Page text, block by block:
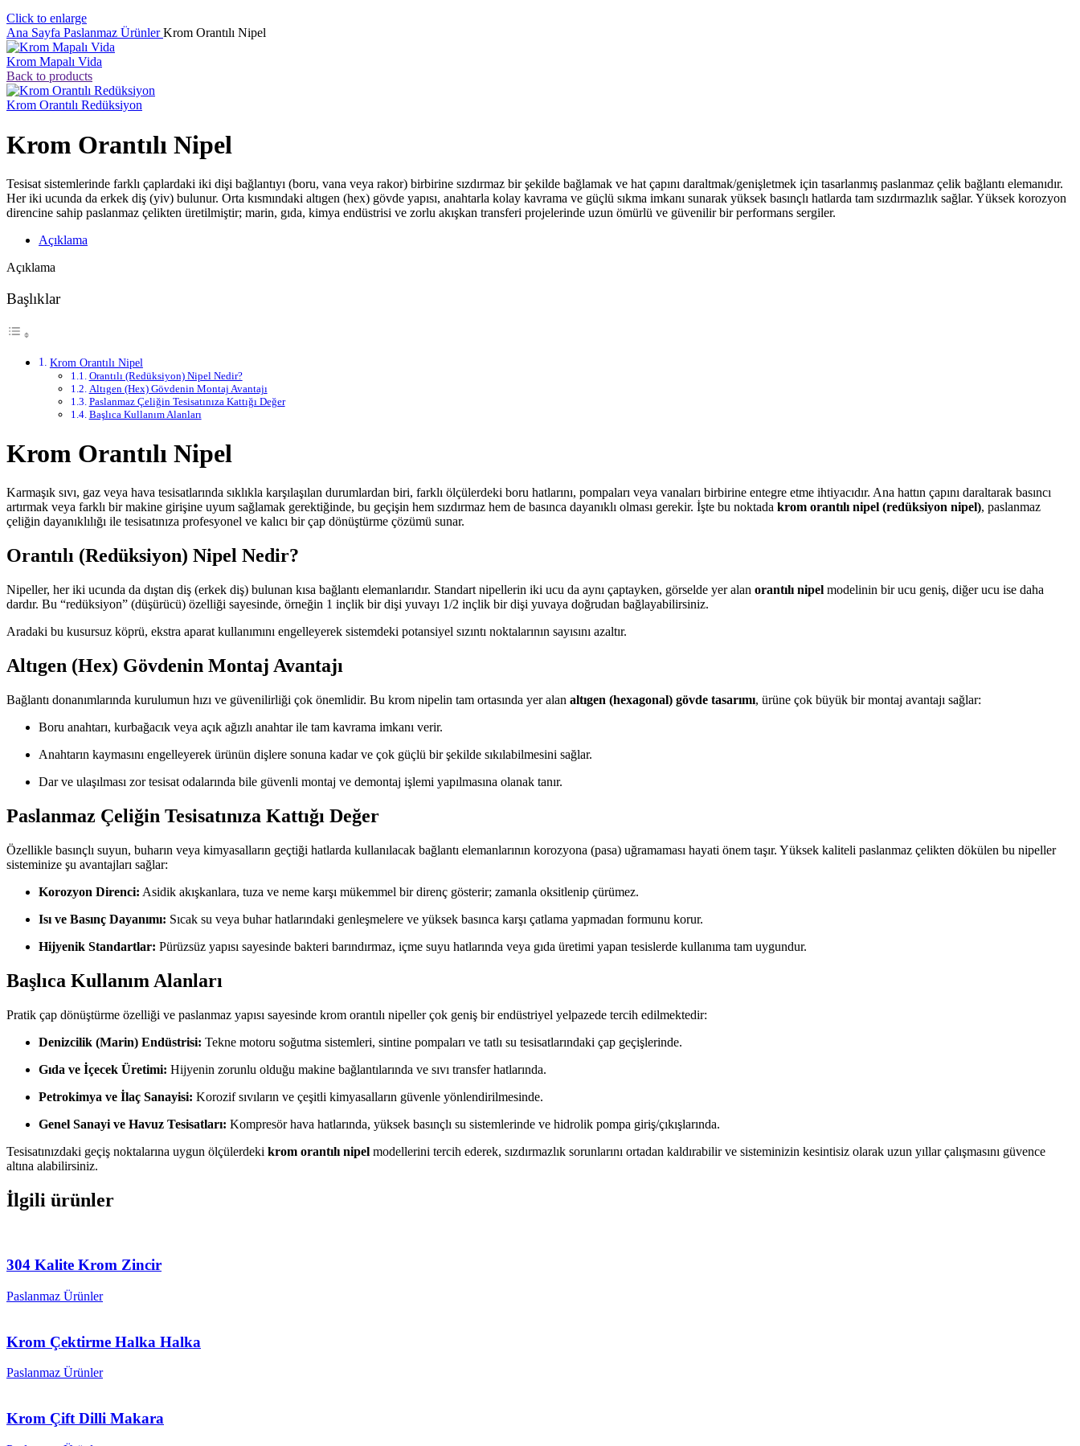
Click to enlarge
Ana Sayfa Paslanmaz ÜrünlerKrom Orantılı Nipel
Krom Mapalı Vida
Back to products
Krom Orantılı Redüksiyon
Krom Orantılı Nipel
Tesisat sistemlerinde farklı çaplardaki iki dişi bağlantıyı (boru, vana veya rakor) birbirine sızdırmaz bir şekilde bağlamak ve hat çapını daraltmak/genişletmek için tasarlanmış paslanmaz çelik bağlantı elemanıdır.
Her iki ucunda da erkek diş (yiv) bulunur. Orta kısmındaki altıgen (hex) gövde yapısı, anahtarla kolay kavrama ve güçlü sıkma imkanı sunarak yüksek basınçlı hatlarda tam sızdırmazlık sağlar. Yüksek korozyon
direncine sahip paslanmaz çelikten üretilmiştir; marin, gıda, kimya endüstrisi ve zorlu akışkan transferi projelerinde uzun ömürlü ve güvenilir bir performans sergiler.
Açıklama
Açıklama
Başlıklar
Krom Orantılı Nipel
Orantılı (Redüksiyon) Nipel Nedir?
Altıgen (Hex) Gövdenin Montaj Avantajı
Paslanmaz Çeliğin Tesisatınıza Kattığı Değer
Başlıca Kullanım Alanları
Krom Orantılı Nipel
Karmaşık sıvı, gaz veya hava tesisatlarında sıklıkla karşılaşılan durumlardan biri, farklı ölçülerdeki boru hatlarını, pompaları veya vanaları birbirine entegre etme ihtiyacıdır. Ana hattın çapını daraltarak basıncı
artırmak veya farklı bir makine girişine uyum sağlamak gerektiğinde, bu geçişin hem sızdırmaz hem de basınca dayanıklı olması gerekir. İşte bu noktada krom orantılı nipel (redüksiyon nipel), paslanmaz
çeliğin dayanıklılığı ile tesisatınıza profesyonel ve kalıcı bir çap dönüştürme çözümü sunar.
Orantılı (Redüksiyon) Nipel Nedir?
Nipeller, her iki ucunda da dıştan diş (erkek diş) bulunan kısa bağlantı elemanlarıdır. Standart nipellerin iki ucu da aynı çaptayken, görselde yer alan orantılı nipel modelinin bir ucu geniş, diğer ucu ise daha
dardır. Bu “redüksiyon” (düşürücü) özelliği sayesinde, örneğin 1 inçlik bir dişi yuvayı 1/2 inçlik bir dişi yuvaya doğrudan bağlayabilirsiniz.
Aradaki bu kusursuz köprü, ekstra aparat kullanımını engelleyerek sistemdeki potansiyel sızıntı noktalarının sayısını azaltır.
Altıgen (Hex) Gövdenin Montaj Avantajı
Bağlantı donanımlarında kurulumun hızı ve güvenilirliği çok önemlidir. Bu krom nipelin tam ortasında yer alan altıgen (hexagonal) gövde tasarımı, ürüne çok büyük bir montaj avantajı sağlar:
Boru anahtarı, kurbağacık veya açık ağızlı anahtar ile tam kavrama imkanı verir.
Anahtarın kaymasını engelleyerek ürünün dişlere sonuna kadar ve çok güçlü bir şekilde sıkılabilmesini sağlar.
Dar ve ulaşılması zor tesisat odalarında bile güvenli montaj ve demontaj işlemi yapılmasına olanak tanır.
Paslanmaz Çeliğin Tesisatınıza Kattığı Değer
Özellikle basınçlı suyun, buharın veya kimyasalların geçtiği hatlarda kullanılacak bağlantı elemanlarının korozyona (pasa) uğramaması hayati önem taşır. Yüksek kaliteli paslanmaz çelikten dökülen bu nipeller
sisteminize şu avantajları sağlar:
Korozyon Direnci: Asidik akışkanlara, tuza ve neme karşı mükemmel bir direnç gösterir; zamanla oksitlenip çürümez.
Isı ve Basınç Dayanımı: Sıcak su veya buhar hatlarındaki genleşmelere ve yüksek basınca karşı çatlama yapmadan formunu korur.
Hijyenik Standartlar: Pürüzsüz yapısı sayesinde bakteri barındırmaz, içme suyu hatlarında veya gıda üretimi yapan tesislerde kullanıma tam uygundur.
Başlıca Kullanım Alanları
Pratik çap dönüştürme özelliği ve paslanmaz yapısı sayesinde krom orantılı nipeller çok geniş bir endüstriyel yelpazede tercih edilmektedir:
Denizcilik (Marin) Endüstrisi: Tekne motoru soğutma sistemleri, sintine pompaları ve tatlı su tesisatlarındaki çap geçişlerinde.
Gıda ve İçecek Üretimi: Hijyenin zorunlu olduğu makine bağlantılarında ve sıvı transfer hatlarında.
Petrokimya ve İlaç Sanayisi: Korozif sıvıların ve çeşitli kimyasalların güvenle yönlendirilmesinde.
Genel Sanayi ve Havuz Tesisatları: Kompresör hava hatlarında, yüksek basınçlı su sistemlerinde ve hidrolik pompa giriş/çıkışlarında.
Tesisatınızdaki geçiş noktalarına uygun ölçülerdeki krom orantılı nipel modellerini tercih ederek, sızdırmazlık sorunlarını ortadan kaldırabilir ve sisteminizin kesintisiz olarak uzun yıllar çalışmasını güvence
altına alabilirsiniz.
İlgili ürünler
304 Kalite Krom Zincir
Paslanmaz Ürünler
Krom Çektirme Halka Halka
Paslanmaz Ürünler
Krom Çift Dilli Makara